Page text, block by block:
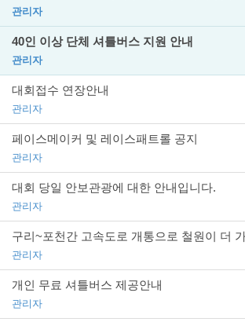
관리자
40인 이상 단체 셔틀버스 지원 안내
관리자
대회접수 연장안내
관리자
페이스메이커 및 레이스패트롤 공지
관리자
대회 당일 안보관광에 대한 안내입니다.
관리자
구리~포천간 고속도로 개통으로 철원이 더
관리자
개인 무료 셔틀버스 제공안내
관리자